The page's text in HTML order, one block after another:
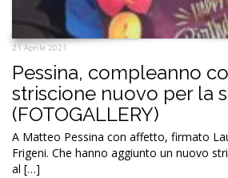
21 Aprile 2021
Pessina, compleanno
striscione nuovo per la
(FOTOGALLERY)
A Matteo Pessina con affetto, firmato
Frigeni. Che hanno aggiunto un nuovo
al […]